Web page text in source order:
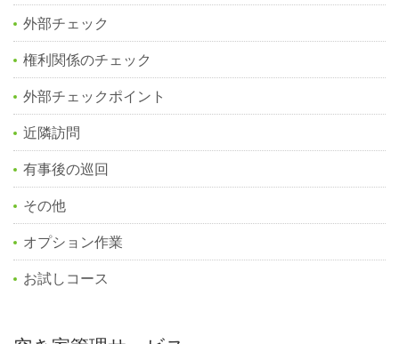
外部チェック
権利関係のチェック
外部チェックポイント
近隣訪問
有事後の巡回
その他
オプション作業
お試しコース